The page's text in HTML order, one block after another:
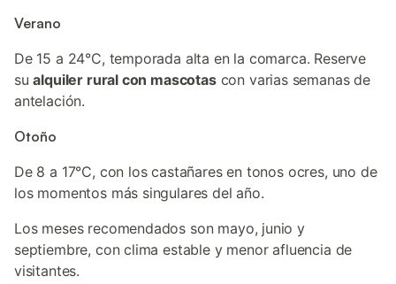
Verano
De 15 a 24°C, temporada alta en la comarca. Reserve
sualquiler rural con mascotascon varias semanas de
antelación.
Otoño
De 8 a 17°C, con los castañares en tonos ocres, uno de
los momentos más singulares del año.
Los meses recomendados son mayo, junio y
septiembre, con clima estable y menor afluencia de
visitantes.